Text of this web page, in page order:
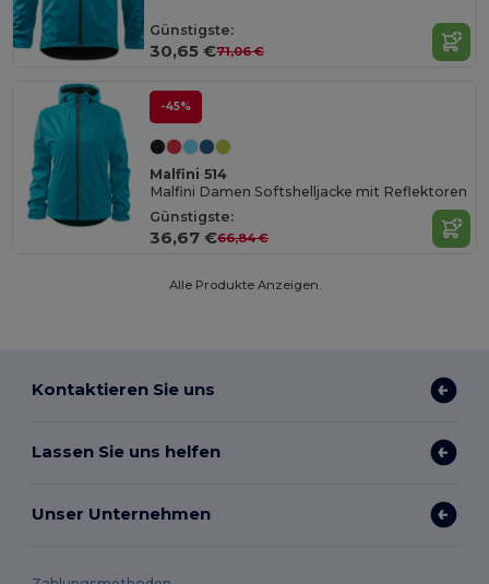
Günstigste:
30,65 €71,06 €
-45%
Malfini 514
Malfini Damen Softshelljacke mit Reflektoren
Günstigste:
36,67 €66,84 €
Alle Produkte Anzeigen.
Kontaktieren Sie uns
Lassen Sie uns helfen
Unser Unternehmen